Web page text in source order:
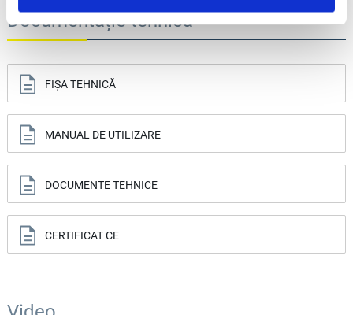
Documentație tehnică
FIȘA TEHNICĂ
MANUAL DE UTILIZARE
DOCUMENTE TEHNICE
CERTIFICAT CE